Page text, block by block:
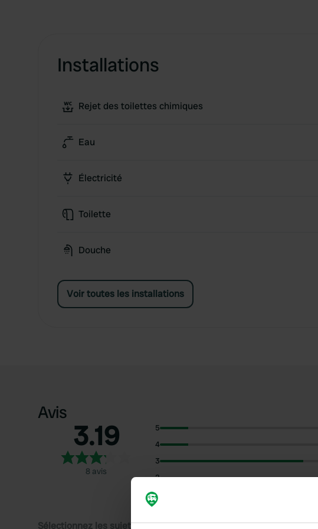
Installations
Rejet des toilettes chimiques
Eau
Électricité
Toilette
Douche
Voir toutes les installations
Avis
3.19
8 avis
5
4
3
2
1
Sélectionnez les sujets pour lire les critiques :